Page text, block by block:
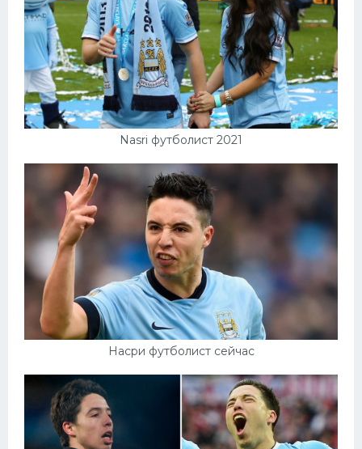
Nasri футболист 2021
Насри футболист сейчас